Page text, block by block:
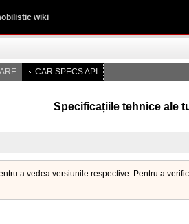
wiki
CAR SPECS API
Specificațiile tehnice ale
a vedea versiunile respective. Pentru a